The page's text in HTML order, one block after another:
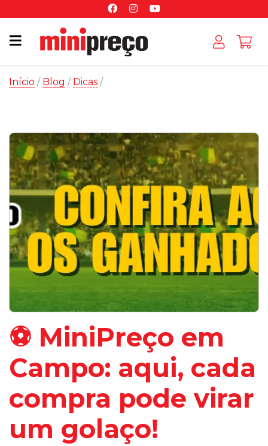
Início / Blog / Dicas
⚽ MiniPreço em
Campo: aqui, cada
compra pode virar
um golaço!